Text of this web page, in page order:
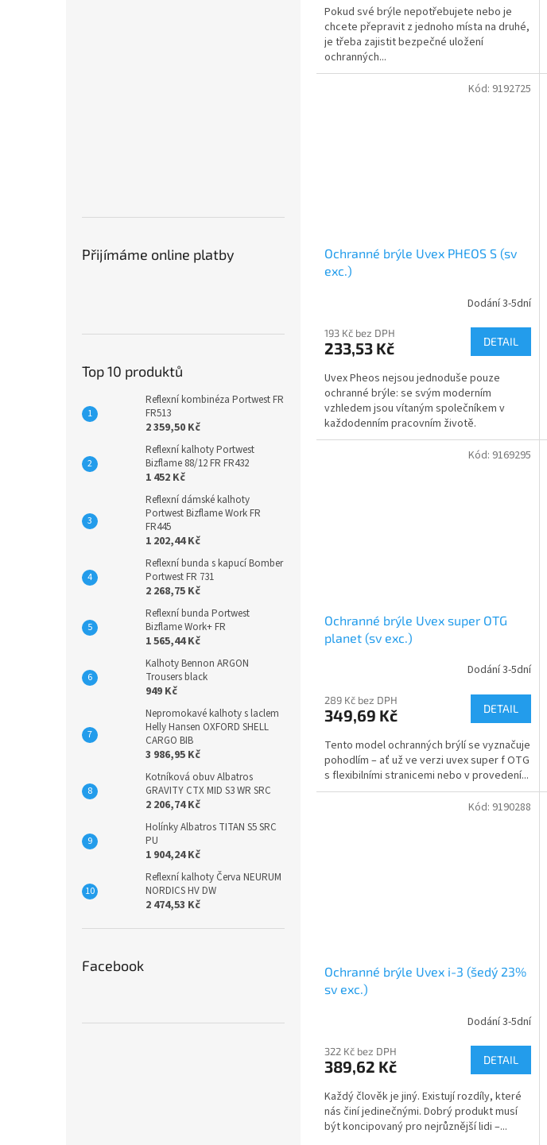
Přijímáme online platby
Top 10 produktů
Reflexní kombinéza Portwest FR
FR513
2 359,50 Kč
Reflexní kalhoty Portwest
Bizflame 88/12 FR FR432
1 452 Kč
Reflexní dámské kalhoty
Portwest Bizflame Work FR
FR445
1 202,44 Kč
Reflexní bunda s kapucí Bomber
Portwest FR 731
2 268,75 Kč
Reflexní bunda Portwest
Bizflame Work+ FR
1 565,44 Kč
Kalhoty Bennon ARGON
Trousers black
949 Kč
Nepromokavé kalhoty s laclem
Helly Hansen OXFORD SHELL
CARGO BIB
3 986,95 Kč
Kotníková obuv Albatros
GRAVITY CTX MID S3 WR SRC
2 206,74 Kč
Holínky Albatros TITAN S5 SRC
PU
1 904,24 Kč
Reflexní kalhoty Červa NEURUM
NORDICS HV DW
2 474,53 Kč
Facebook
Pokud své brýle nepotřebujete nebo je
chcete přepravit z jednoho místa na druhé,
je třeba zajistit bezpečné uložení
ochranných...
Ochranné brýle Uvex PHEOS S (sv
exc.)
Dodání 3-5dní
193 Kč bez DPH
233,53 Kč DETAIL
Uvex Pheos nejsou jednoduše pouze
ochranné brýle: se svým moderním
vzhledem jsou vítaným společníkem v
každodenním pracovním životě.
Kód: 9192725
Ochranné brýle Uvex super OTG
planet (sv exc.)
Dodání 3-5dní
289 Kč bez DPH
349,69 Kč DETAIL
Tento model ochranných brýlí se vyznačuje
pohodlím – ať už ve verzi uvex super f OTG
s flexibilními stranicemi nebo v provedení...
Kód: 9169295
Ochranné brýle Uvex i-3 (šedý 23%
sv exc.)
Dodání 3-5dní
322 Kč bez DPH
389,62 Kč DETAIL
Každý člověk je jiný. Existují rozdíly, které
nás činí jedinečnými. Dobrý produkt musí
být koncipovaný pro nejrůznější lidi –...
Kód: 9190288